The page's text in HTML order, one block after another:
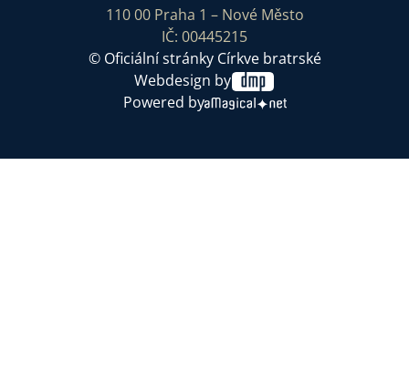
110 00 Praha 1 – Nové Město
IČ: 00445215
© Oficiální stránky Církve bratrské
Webdesign by
Powered by